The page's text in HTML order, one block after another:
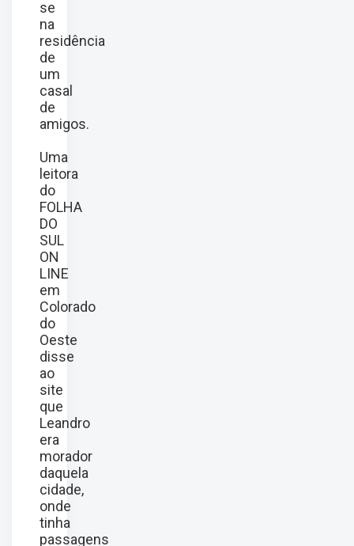
se
na
residência
de
um
casal
de
amigos.
Uma
leitora
do
FOLHA
DO
SUL
ON
LINE
em
Colorado
do
Oeste
disse
ao
site
que
Leandro
era
morador
daquela
cidade,
onde
tinha
passagens